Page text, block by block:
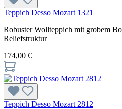
Teppich Desso Mozart 1321
Robuster Wollteppich mit grobem
Reliefstruktur
174,00 €
Teppich Desso Mozart 2812